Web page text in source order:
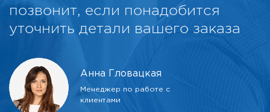
позвонит, если понадобится
уточнить детали вашего заказа
Анна Гловацкая
Менеджер по работе с
клиентами